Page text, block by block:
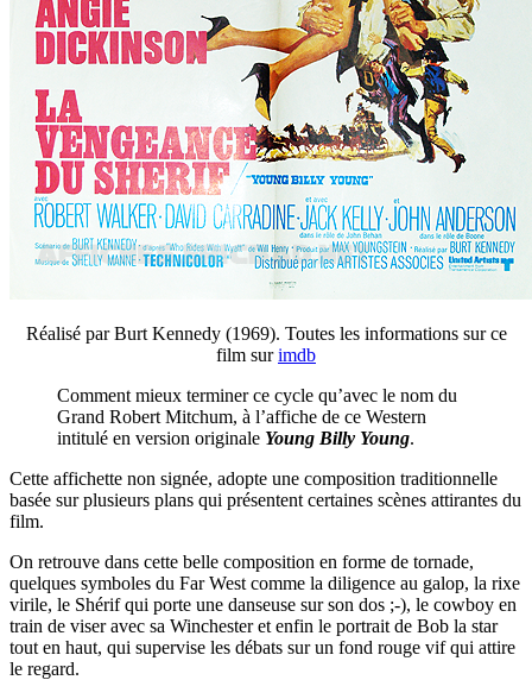
Réalisé par Burt Kennedy (1969). Toutes les informations sur ce
film surimdb
Comment mieux terminer ce cycle qu’avec le nom du
Grand Robert Mitchum, à l’affiche de ce Western
intitulé en version originale Young Billy Young.
Cette affichette non signée, adopte une composition traditionnelle
basée sur plusieurs plans qui présentent certaines scènes attirantes du
film.
On retrouve dans cette belle composition en forme de tornade,
quelques symboles du Far West comme la diligence au galop, la rixe
virile, le Shérif qui porte une danseuse sur son dos ;-), le cowboy en
train de viser avec sa Winchester et enfin le portrait de Bob la star
tout en haut, qui supervise les débats sur un fond rouge vif qui attire
le regard.